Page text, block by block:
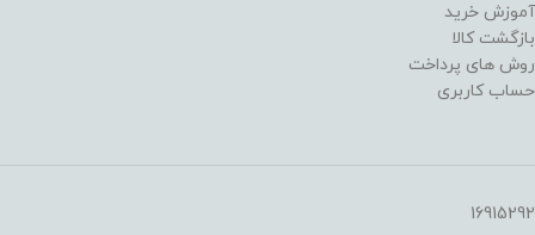
آموزش خرید
بازگشت کالا
روش های پرداخت
حساب کاربری
16915292